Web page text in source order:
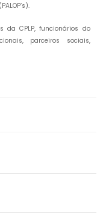
da CPLP, funcionários do
parceiros sociais,